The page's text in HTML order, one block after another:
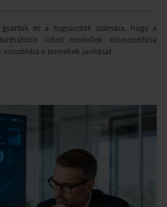
és a fogyasztók számára, hogy a
üzleti modellek előmozdítása
a termékek javítását.